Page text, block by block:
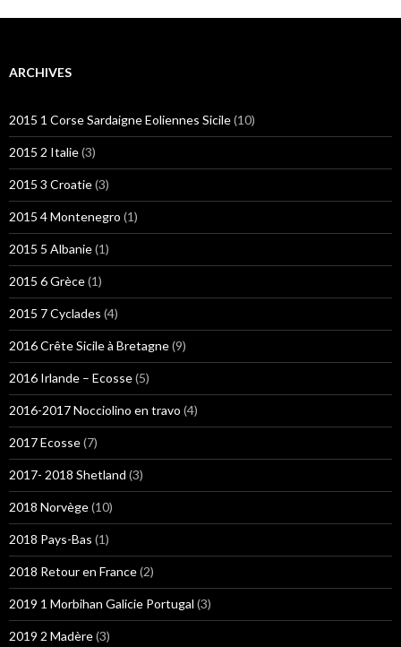
ARCHIVES
2015 1 Corse Sardaigne Eoliennes Sicile(10)
2015 2 Italie(3)
2015 3 Croatie(3)
2015 4 Montenegro (1)
2015 5 Albanie(1)
2015 6 Grèce(1)
2015 7 Cyclades (4)
2016 Crête Sicile à Bretagne(9)
2016 Irlande – Ecosse(5)
2016-2017 Nocciolino en travo (4)
2017 Ecosse(7)
2017- 2018 Shetland (3)
2018 Norvège(10)
2018 Pays-Bas (1)
2018 Retour en France(2)
2019 1 Morbihan Galicie Portugal (3)
2019 2 Madère(3)